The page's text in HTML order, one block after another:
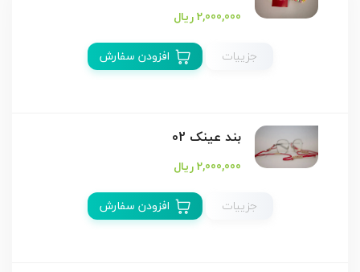
2,000,000 ریال
جزییات
افزودن سفارش
بند عینک 02
2,000,000 ریال
جزییات
افزودن سفارش